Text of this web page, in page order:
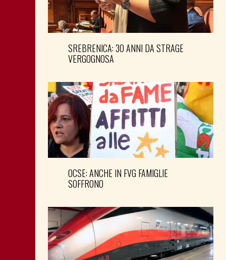
SREBRENICA: 30 ANNI DA STRAGE
VERGOGNOSA
OCSE: ANCHE IN FVG FAMIGLIE
SOFFRONO